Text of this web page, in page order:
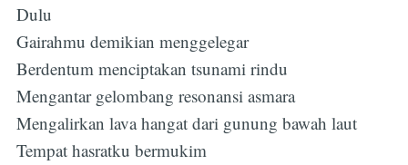
Dulu
Gairahmu demikian menggelegar
Berdentum menciptakan tsunami rindu
Mengantar gelombang resonansi asmara
Mengalirkan lava hangat dari gunung bawah laut
Tempat hasratku bermukim